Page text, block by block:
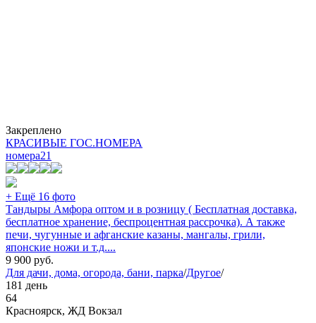
Закреплено
КРАСИВЫЕ ГОС.НОМЕРА
номера21
+ Ещё 16 фото
Тандыры Амфора оптом и в розницу ( Бесплатная доставка,
бесплатное хранение, беспроцентная рассрочка). А также
печи, чугунные и афганские казаны, мангалы, грили,
японские ножи и т.д....
9 900 руб.
Для дачи, дома, огорода, бани, парка/Другое/
181 день
64
Красноярск, ЖД Вокзал